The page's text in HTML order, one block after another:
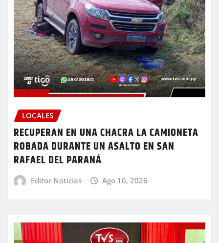
LOCALES
RECUPERAN EN UNA CHACRA LA CAMIONETA
ROBADA DURANTE UN ASALTO EN SAN
RAFAEL DEL PARANÁ
Editor Noticias Ago 10, 2026